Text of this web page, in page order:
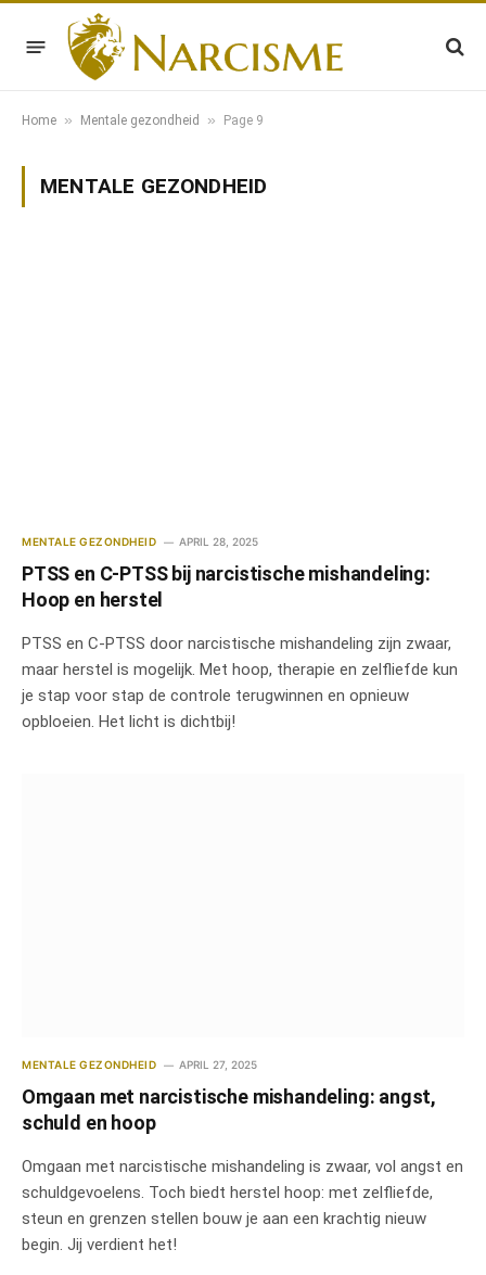
Home » Mentale gezondheid » Page 9
MENTALE GEZONDHEID
MENTALE GEZONDHEID APRIL 28, 2025
PTSS en C-PTSS bij narcistische mishandeling:
Hoop en herstel
PTSS en C-PTSS door narcistische mishandeling zijn zwaar,
maar herstel is mogelijk. Met hoop, therapie en zelfliefde kun
je stap voor stap de controle terugwinnen en opnieuw
opbloeien. Het licht is dichtbij!
MENTALE GEZONDHEID APRIL 27, 2025
Omgaan met narcistische mishandeling: angst,
schuld en hoop
Omgaan met narcistische mishandeling is zwaar, vol angst en
schuldgevoelens. Toch biedt herstel hoop: met zelfliefde,
steun en grenzen stellen bouw je aan een krachtig nieuw
begin. Jij verdient het!